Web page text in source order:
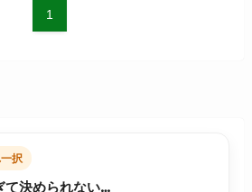
1
択
て決められない…